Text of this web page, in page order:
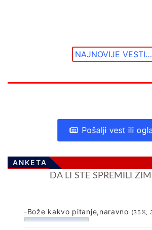
NAJNOVIJE VESTI…
Pošalji vest ili
ANKETA
DA LI STE SPREMILI
-Bože kakvo pitanje,naravno (35%,